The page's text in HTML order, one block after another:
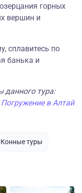
горных
вершин и
сплавитесь по
банька и
данного тура:
Погружение в Алтай
Конные туры